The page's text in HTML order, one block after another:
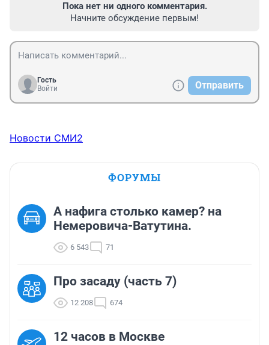
Пока нет ни одного комментария.
Начните обсуждение первым!
Гость
Войти
Отправить
Новости СМИ2
ФОРУМЫ
А нафига столько камер? на
Немеровича-Ватутина.
6 543 71
Про засаду (часть 7)
12 208 674
12 часов в Москве